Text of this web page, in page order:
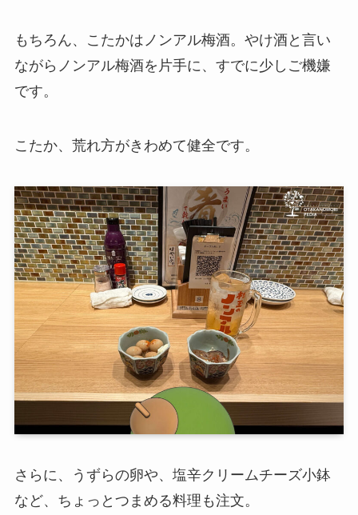
もちろん、こたかはノンアル梅酒。やけ酒と言い
ながらノンアル梅酒を片手に、すでに少しご機嫌
です。
こたか、荒れ方がきわめて健全です。
さらに、うずらの卵や、塩辛クリームチーズ小鉢
など、ちょっとつまめる料理も注文。